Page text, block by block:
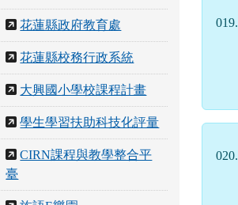
花蓮縣政府教育處
花蓮縣校務行政系統
大興國小學校課程計畫
學生學習扶助科技化評量
CIRN課程與教學整合平
臺
019.
020.